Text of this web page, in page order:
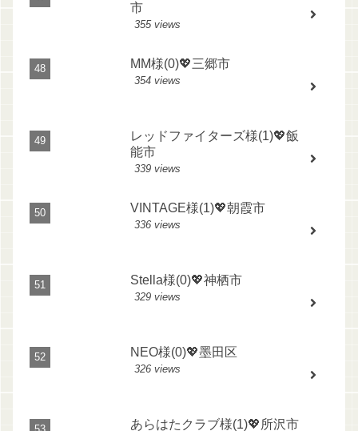
市
355 views
MM様(0)💖三郷市
354 views
レッドファイターズ様(1)💖飯
能市
339 views
VINTAGE様(1)💖朝霞市
336 views
Stella様(0)💖神栖市
329 views
NEO様(0)💖墨田区
326 views
あらはたクラブ様(1)💖所沢市